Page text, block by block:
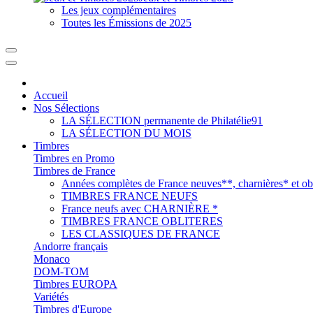
Les jeux complémentaires
Toutes les Émissions de 2025
Accueil
Nos Sélections
LA SÉLECTION permanente de Philatélie91
LA SÉLECTION DU MOIS
Timbres
Timbres en Promo
Timbres de France
Années complètes de France neuves**, charnières* et
TIMBRES FRANCE NEUFS
France neufs avec CHARNIÈRE *
TIMBRES FRANCE OBLITERES
LES CLASSIQUES DE FRANCE
Andorre français
Monaco
DOM-TOM
Timbres EUROPA
Variétés
Timbres d'Europe